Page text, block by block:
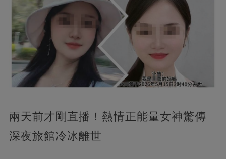
兩天前才剛直播！熱情正能量女神驚傳
深夜旅館冷冰離世